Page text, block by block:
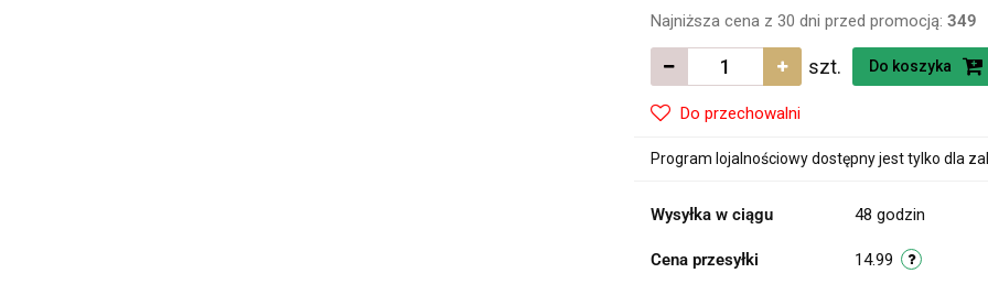
Najniższa cena z 30 dni przed promocją: 349
szt. Do koszyka
Do przechowalni
Program lojalnościowy dostępny jest tylko dla
Wysyłka w ciągu 48 godzin
Cena przesyłki 14.99